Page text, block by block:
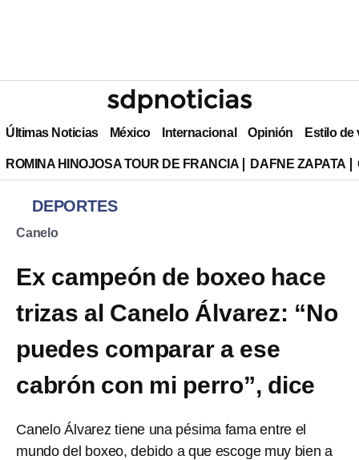
Últimas Noticias México Internacional Opinión Estilo de
ROMINA HINOJOSA TOUR DE FRANCIA DAFNE ZAPATA
DEPORTES
Canelo
Ex campeón de boxeo hace
trizas al Canelo Álvarez: “No
puedes comparar a ese
cabrón con mi perro”, dice
Canelo Álvarez tiene una pésima fama entre el
mundo del boxeo, debido a que escoge muy bien a